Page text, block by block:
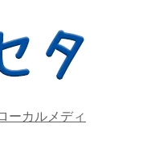
ーカルメディ